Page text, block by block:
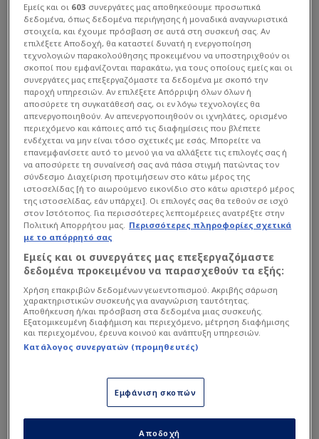
Εμείς και οι 603 συνεργάτες μας αποθηκεύουμε προσωπικά
δεδομένα, όπως δεδομένα περιήγησης ή μοναδικά αναγνωριστικά
στοιχεία, και έχουμε πρόσβαση σε αυτά στη συσκευή σας. Αν
επιλέξετε Αποδοχή, θα καταστεί δυνατή η ενεργοποίηση
τεχνολογιών παρακολούθησης προκειμένου να υποστηριχθούν οι
σκοποί που εμφανίζονται παρακάτω, για τους οποίους εμείς και οι
συνεργάτες μας επεξεργαζόμαστε τα δεδομένα με σκοπό την
παροχή υπηρεσιών. Αν επιλέξετε Απόρριψη όλων όλων ή
αποσύρετε τη συγκατάθεσή σας, οι εν λόγω τεχνολογίες θα
απενεργοποιηθούν. Αν απενεργοποιηθούν οι ιχνηλάτες, ορισμένο
περιεχόμενο και κάποιες από τις διαφημίσεις που βλέπετε
ενδέχεται να μην είναι τόσο σχετικές με εσάς. Μπορείτε να
επανεμφανίσετε αυτό το μενού για να αλλάξετε τις επιλογές σας ή
να αποσύρετε τη συναίνεσή σας ανά πάσα στιγμή πατώντας τον
σύνδεσμο Διαχείριση προτιμήσεων στο κάτω μέρος της
ιστοσελίδας [ή το αιωρούμενο εικονίδιο στο κάτω αριστερό μέρος
της ιστοσελίδας, εάν υπάρχει]. Οι επιλογές σας θα τεθούν σε ισχύ
στον Ιστότοπος. Για περισσότερες λεπτομέρειες ανατρέξτε στην
Πολιτική Απορρήτου μας. Περισσότερες πληροφορίες σχετικά
με το απόρρητό σας
Εμείς και οι συνεργάτες μας επεξεργαζόμαστε
δεδομένα προκειμένου να παρασχεθούν τα εξής:
Χρήση επακριβών δεδομένων γεωεντοπισμού. Ακριβής σάρωση
χαρακτηριστικών συσκευής για αναγνώριση ταυτότητας.
Αποθήκευση ή/και πρόσβαση στα δεδομένα μιας συσκευής.
Εξατομικευμένη διαφήμιση και περιεχόμενο, μέτρηση διαφήμισης
και περιεχομένου, έρευνα κοινού και ανάπτυξη υπηρεσιών.
Κατάλογος συνεργατών (προμηθευτές)
Εμφάνιση σκοπών
Αποδοχή